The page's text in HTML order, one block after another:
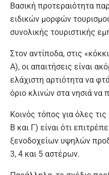
Βασική προτεραιότητα
ειδικών μορφών
συνολικής τουριστικής
Στον αντίποδα, στις
Α), οι απαιτήσεις είναι
ελάχιστη αρτιότητα να
όριο κλινών στα νησιά να
Κοινός τόπος για όλες
Β και Γ) είναι ότι
ξενοδοχείων υψηλών
3, 4 και 5 αστέρων.